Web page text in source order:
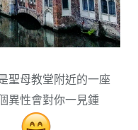
聖母教堂附近的一座
異性會對你一見鍾